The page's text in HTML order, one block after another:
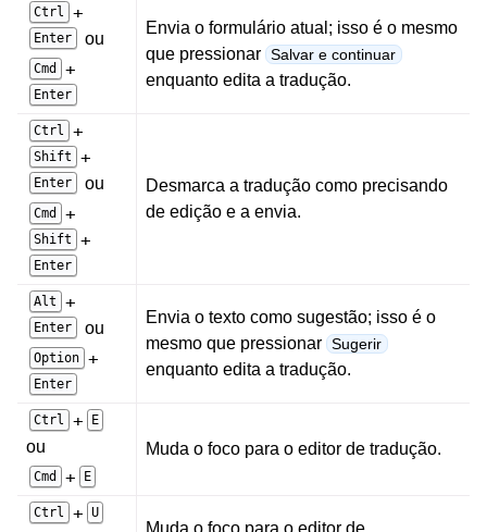
Ctrl +
Enter ou
Cmd +
Enter
Envia o formulário atual; isso é o mesmo
que pressionar Salvar e continuar
enquanto edita a tradução.
Ctrl +
Shift +
Enter ou
Cmd +
Shift +
Enter
Desmarca a tradução como precisando
de edição e a envia.
Alt +
Enter ou
Option +
Enter
Envia o texto como sugestão; isso é o
mesmo que pressionar Sugerir
enquanto edita a tradução.
Ctrl + E
ou
Cmd + E
Muda o foco para o editor de tradução.
Ctrl + U
Muda o foco para o editor de